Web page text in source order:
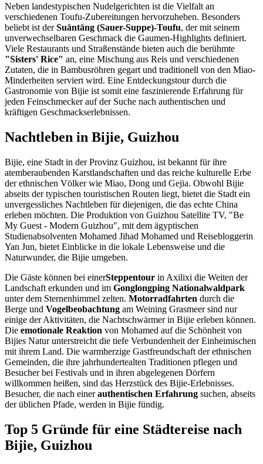
Neben landestypischen Nudelgerichten ist die Vielfalt an
verschiedenen Toufu-Zubereitungen hervorzuheben. Besonders
beliebt ist derSuāntāng (Sauer-Suppe)-Toufu, der mit seinem
unverwechselbaren Geschmack die Gaumen-Highlights definiert.
Viele Restaurants und Straßenstände bieten auch die berühmte
"Sisters' Rice" an, eine Mischung aus Reis und verschiedenen
Zutaten, die in Bambusröhren gegart und traditionell von den Miao-
Minderheiten serviert wird. Eine Entdeckungstour durch die
Gastronomie von Bijie ist somit eine faszinierende Erfahrung für
jeden Feinschmecker auf der Suche nach authentischen und
kräftigen Geschmackserlebnissen.
Nachtleben in Bijie, Guizhou
Bijie, eine Stadt in der Provinz Guizhou, ist bekannt für ihre
atemberaubenden Karstlandschaften und das reiche kulturelle Erbe
der ethnischen Völker wie Miao, Dong und Gejia. Obwohl Bijie
abseits der typischen touristischen Routen liegt, bietet die Stadt ein
unvergessliches Nachtleben für diejenigen, die das echte China
erleben möchten. Die Produktion von Guizhou Satellite TV, "Be
My Guest - Modern Guizhou", mit dem ägyptischen
Studienabsolventen Mohamed Jihad Mohamed und Reisebloggerin
Yan Jun, bietet Einblicke in die lokale Lebensweise und die
Naturwunder, die Bijie umgeben.
Die Gäste können bei einerSteppentour in Axilixi die Weiten der
Landschaft erkunden und im Gonglongping Nationalwaldpark
unter dem Sternenhimmel zelten. Motorradfahrten durch die
Berge und Vogelbeobachtung am Weining Grasmeer sind nur
einige der Aktivitäten, die Nachtschwärmer in Bijie erleben können.
Die emotionale Reaktion von Mohamed auf die Schönheit von
Bijies Natur unterstreicht die tiefe Verbundenheit der Einheimischen
mit ihrem Land. Die warmherzige Gastfreundschaft der ethnischen
Gemeinden, die ihre jahrhundertealten Traditionen pflegen und
Besucher bei Festivals und in ihren abgelegenen Dörfern
willkommen heißen, sind das Herzstück des Bijie-Erlebnisses.
Besucher, die nach einerauthentischen Erfahrung suchen, abseits
der üblichen Pfade, werden in Bijie fündig.
Top 5 Gründe für eine Städtereise nach
Bijie, Guizhou